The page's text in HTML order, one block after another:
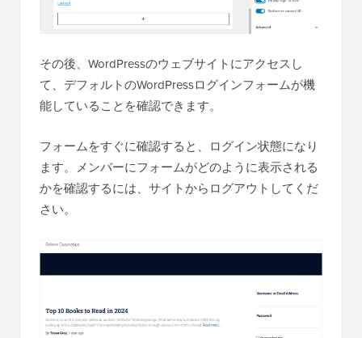
その後、WordPressのウェブサイトにアクセスし
て、デフォルトのWordPressログインフォームが機
能していることを確認できます。
フォームをすぐに確認すると、ログイン状態になり
ます。メンバーにフォームがどのように表示される
かを確認するには、サイトからログアウトしてくだ
さい。